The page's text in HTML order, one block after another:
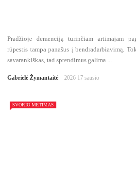
Pradžioje demenciją turinčiam artimajam
rūpestis tampa panašus į bendradarbiavimą.
savarankiškas, tad sprendimus galima ...
Gabrielė Žymantaitė 2026 17 sausio
SVORIO METIMAS